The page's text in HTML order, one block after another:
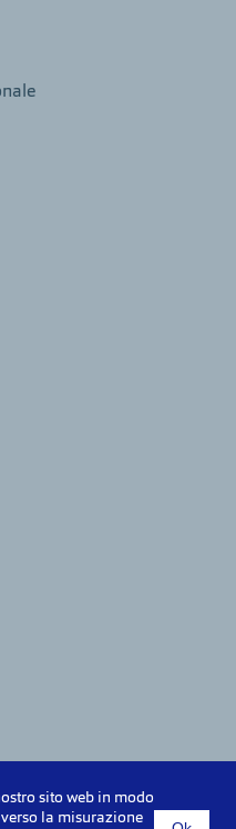
sito web in modo
la misurazione